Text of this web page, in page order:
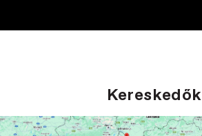
Kereskedők